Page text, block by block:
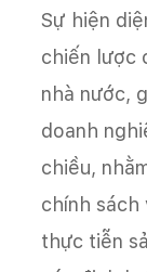
Sự hiện
chiến lược
nhà nước,
doanh
chiều,
chính sách
thực tiễn